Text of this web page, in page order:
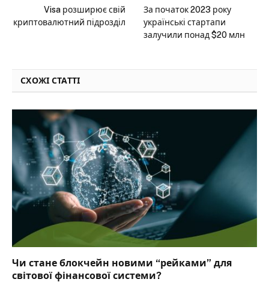
Visa розширює свій
криптовалютний підрозділ
За початок 2023 року
українські стартапи
залучили понад $20 млн
СХОЖІ СТАТТІ
Чи стане блокчейн новими “рейками” для
світової фінансової системи?